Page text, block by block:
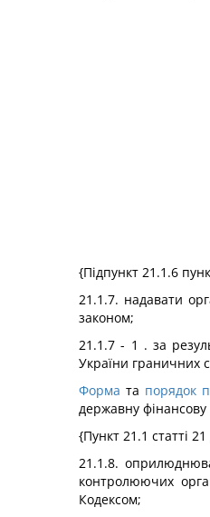
{Підпункт 21.1.6
21.1.7. надавати
законом;
21.1.7 - 1 . за
України граничних
Форма та порядок
державну фінансову
{Пункт 21.1 статті
21.1.8.
контролюючих
Кодексом;